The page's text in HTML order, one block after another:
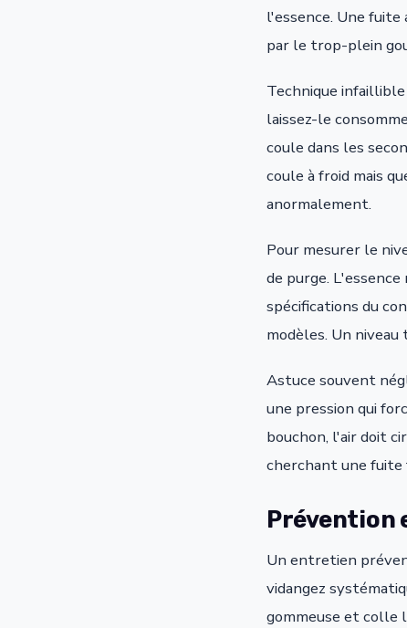
l'essence. Une
par le trop-plein
Technique
laissez-le
coule dans les
coule à froid mais
anormalement.
Pour mesurer le
de purge.
spécifications du
modèles. Un
Astuce souvent
une pression qui
bouchon, l'air doit
cherchant une fuite
Prévention
Un entretien
vidangez
gommeuse et colle